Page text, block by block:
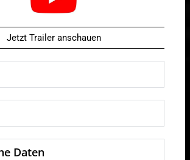
Jetzt Trailer anschauen
Daten